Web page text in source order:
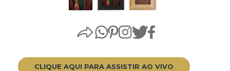
CLIQUE AQUI PARA ASSISTIR AO VIVO